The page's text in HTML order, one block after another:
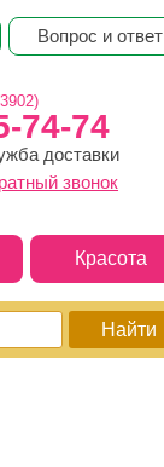
Вопрос и ответ
74-74
доставки
звонок
Красота